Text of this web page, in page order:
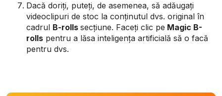
Dacă doriți, puteți, de asemenea, să adăugați
videoclipuri de stoc la conținutul dvs. original în
cadrul B-rollssecțiune. Faceți clic pe Magic B-
rolls pentru a lăsa inteligența artificială să o facă
pentru dvs.